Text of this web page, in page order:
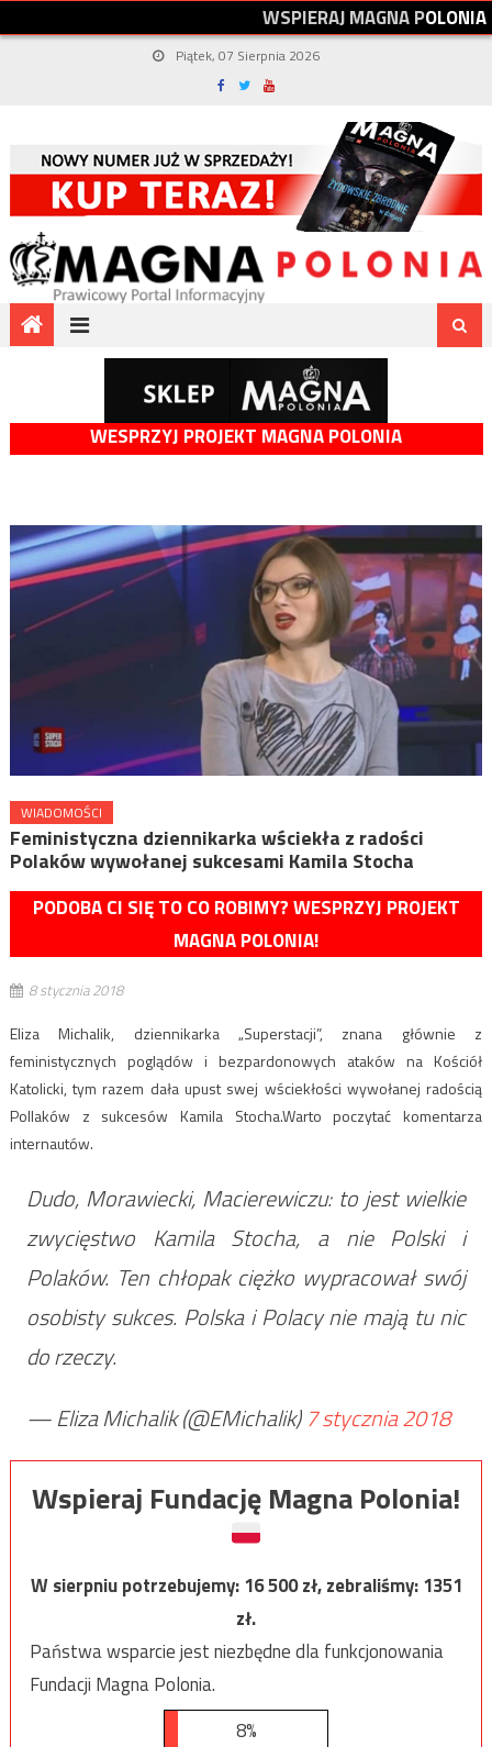
WSPIERAJMAGNAPOLONIA
Piątek, 07 Sierpnia 2026
WESPRZYJ PROJEKT MAGNA POLONIA
WIADOMOŚCI
Feministyczna dziennikarka wściekła z radości
Polaków wywołanej sukcesami Kamila Stocha
PODOBA CI SIĘ TO CO ROBIMY? WESPRZYJ PROJEKT
MAGNA POLONIA!
8 stycznia 2018
Eliza Michalik, dziennikarka „Superstacji”, znana głównie z
feministycznych poglądów i bezpardonowych ataków na Kościół
Katolicki, tym razem dała upust swej wściekłości wywołanej radością
Pollaków z sukcesów Kamila Stocha.Warto poczytać komentarza
internautów.
Dudo, Morawiecki, Macierewiczu: to jest wielkie
zwycięstwo Kamila Stocha, a nie Polski i
Polaków. Ten chłopak ciężko wypracował swój
osobisty sukces. Polska i Polacy nie mają tu nic
do rzeczy.
— Eliza Michalik (@EMichalik)7 stycznia 2018
Wspieraj Fundację Magna Polonia!
W sierpniu potrzebujemy:16 500zł, zebraliśmy:1351
zł.
Państwa wsparcie jest niezbędne dla funkcjonowania
Fundacji Magna Polonia.
8%